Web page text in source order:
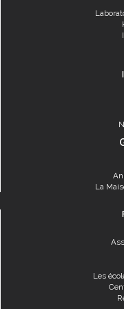
La
Les